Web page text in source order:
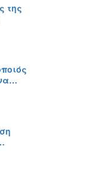
της